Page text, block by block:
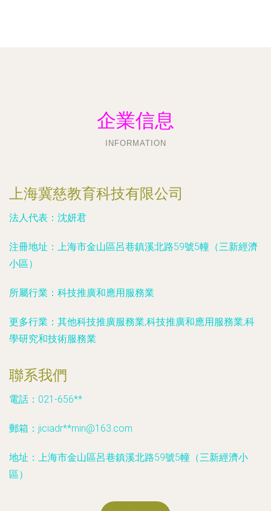
企業信息
INFORMATION
上海冀慈教育科技有限公司
法人代表： 沈妍君
注冊地址： 上海市金山區呂巷鎮溪北路59號5幢（三新經濟
小區）
所屬行業： 科技推廣和應用服務業
更多行業： 其他科技推廣服務業,科技推廣和應用服務業,科
學研究和技術服務業
聯系我們
電話：021-656**
郵箱：jiciadr**min@163.com
地址：上海市金山區呂巷鎮溪北路59號5幢（三新經濟小
區）